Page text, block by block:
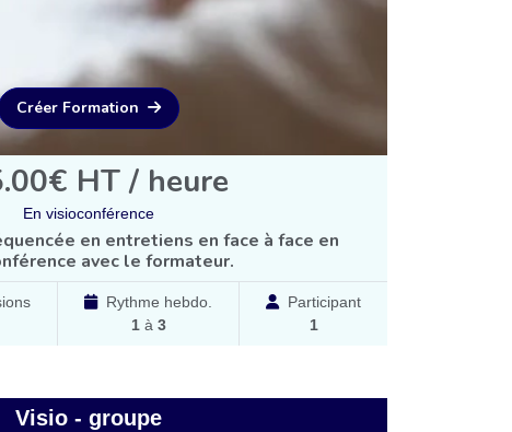
Créer Formation
HT / heure
En visioconférence
en entretiens en face à face en
avec le formateur.
Rythme hebdo.
1à 3
Participant
1
Visio - groupe